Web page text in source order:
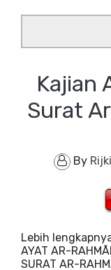
Kajian
Surat
By
Lebih
AYAT AR-
SURAT AR-